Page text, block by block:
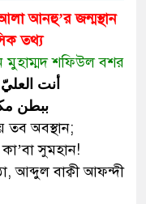
আনহু’র জন্মস্থান
তথ্য
মুহাম্মদ শফিউল বশর
أنت
ببطن
অবস্থান;
সুমহান!
আব্দুল বাক্বী আফন্দী